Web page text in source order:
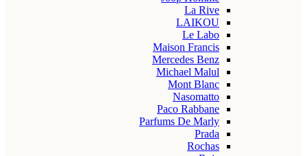
La Rive
LAIKOU
Le Labo
Maison Francis
Mercedes Benz
Michael Malul
Mont Blanc
Nasomatto
Paco Rabbane
Parfums De Marly
Prada
Rochas